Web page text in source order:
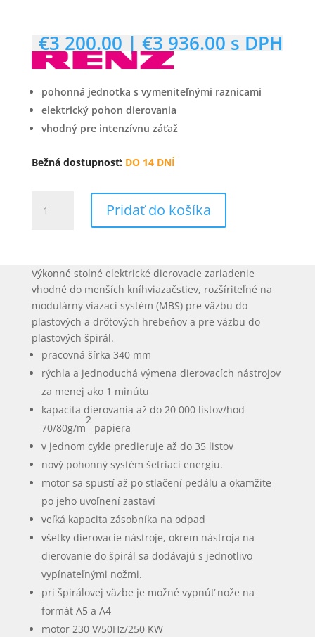
€3 200.00 | €3 936.00 s DPH
pohonná jednotka s vymeniteľnými raznicami
elektrický pohon dierovania
vhodný pre intenzívnu záťaž
Bežná dostupnosť: DO 14 DNÍ
RENZ
dierovacia
jednotka
Pridať do košíka
Výkonné stolné elektrické dierovacie zariadenie
vhodné do menších kníhviazačstiev, rozšíriteľné na
modulárny viazací systém (MBS) pre väzbu do
plastových a drôtových hrebeňov a pre väzbu do
plastových špirál.
pracovná šírka 340 mm
rýchla a jednoduchá výmena dierovacích nástrojov
za menej ako 1 minútu
kapacita dierovania až do 20 000 listov/hod
70/80g/m
2
papiera
v jednom cykle predieruje až do 35 listov
nový pohonný systém šetriaci energiu.
motor sa spustí až po stlačení pedálu a okamžite
po jeho uvoľnení zastaví
veľká kapacita zásobníka na odpad
všetky dierovacie nástroje, okrem nástroja na
dierovanie do špirál sa dodávajú s jednotlivo
vypínateľnými nožmi.
pri špirálovej väzbe je možné vypnúť nože na
formát A5 a A4
motor 230 V/50Hz/250 KW